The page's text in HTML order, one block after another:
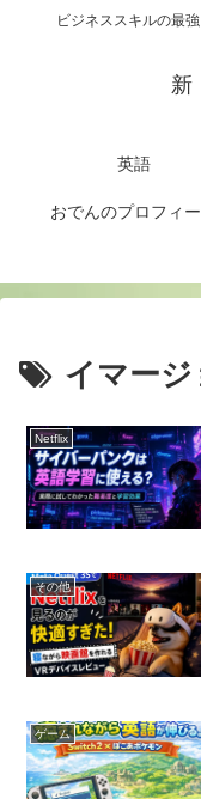
ビジネススキルの最
新
英語
おでんのプロフィ
イマー
Netflix
その他
ゲーム